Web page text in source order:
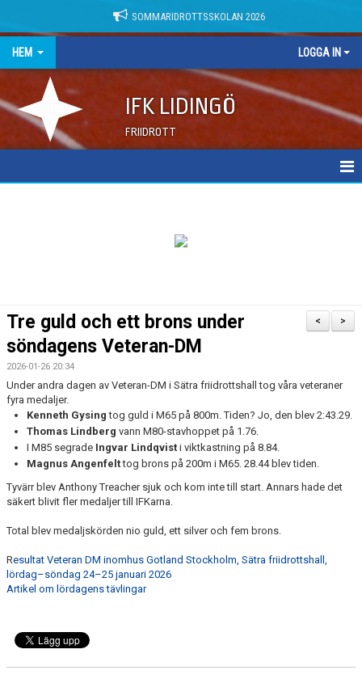
SOMMARIDROTTSSKOLAN 2026
HEM LOGGA IN
IFK LIDINGÖ
FRIIDROTT
>
<
Tre guld och ett brons under
söndagens Veteran-DM
2026-01-26 20:34
Under andra dagen av Veteran-DM i Sätra friidrottshall tog våra veteraner
fyra medaljer.
Kenneth Gysing tog guld i M65 på 800m. Tiden? Jo, den blev 2:43.29.
Thomas Lindberg vann M80-stavhoppet på 1.76.
I M85 segrade Ingvar Lindqvist i viktkastning på 8.84.
Magnus Angenfelttog brons på 200m i M65. 28.44 blev tiden.
Tyvärr blev Anthony Treacher sjuk och kom inte till start. Annars hade det
säkert blivit fler medaljer till IFKarna.
Total blev medaljskörden nio guld, ett silver och fem brons.
Resultat Veteran DM inomhus Gotland Stockholm, Sätra friidrottshall,
lördag–söndag 24–25 januari 2026
Artikel om lördagens tävlingar